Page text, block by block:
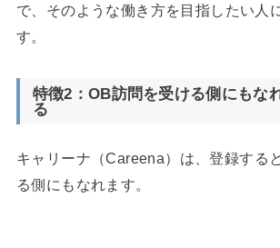
で、そのような働き方を目指したい人
す。
特徴2：OB訪問を受ける側にもな
る
キャリーナ（Careena）は、登録する
る側にもなれます。